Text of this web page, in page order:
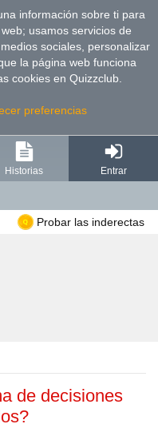
información sobre ti para
usamos servicios de
sociales, personalizar
la página web funciona
cookies en Quizzclub.
preferencias
Historias Entrar
Probar las inderectas
de decisiones